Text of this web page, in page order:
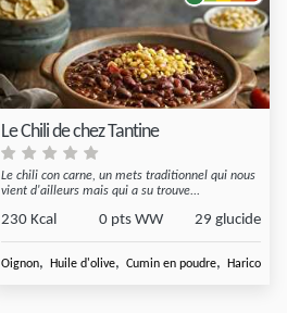
Le Chili de chez Tantine
Le chili con carne, un mets traditionnel qui nous
vient d'ailleurs mais qui a su trouve...
230 Kcal 0 pts WW 29 glucide
Oignon, Huile d'olive, Cumin en poudre, Haricots